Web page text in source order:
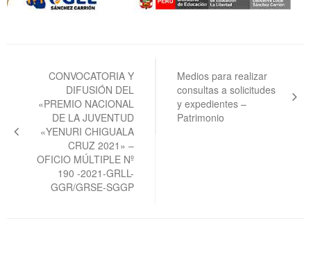
entradas
CONVOCATORIA Y
DIFUSIÓN DEL
«PREMIO NACIONAL
DE LA JUVENTUD
«YENURI CHIGUALA
CRUZ 2021» –
OFICIO MÚLTIPLE Nº
190 -2021-GRLL-
GGR/GRSE-SGGP
Medios para realizar
consultas a solicitudes
y expedientes –
Patrimonio